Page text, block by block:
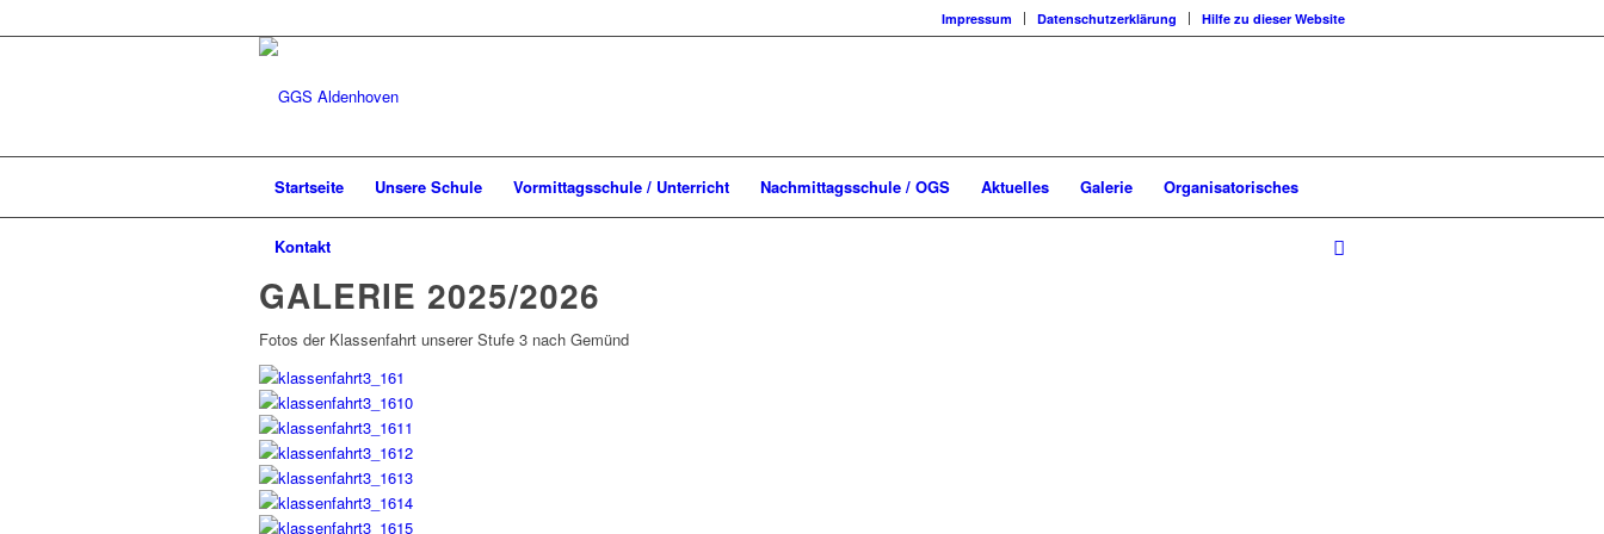
Impressum Datenschutzerklärung Hilfe zu dieser Website
Startseite Unsere Schule Vormittagsschule / Unterricht Nachmittagsschule / OGS Aktuelles Galerie Organisatorisches
Kontakt
GALERIE 2025/2026
Fotos der Klassenfahrt unserer Stufe 3 nach Gemünd